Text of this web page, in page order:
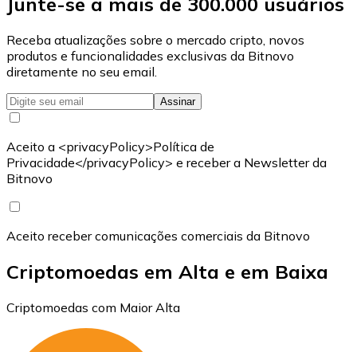
Receba atualizações sobre o mercado cripto, novos
produtos e funcionalidades exclusivas da Bitnovo
diretamente no seu email.
Assinar
Aceito a <privacyPolicy>Política de
Privacidade</privacyPolicy> e receber a Newsletter da
Bitnovo
Aceito receber comunicações comerciais da Bitnovo
Criptomoedas em Alta e em Baixa
Criptomoedas com Maior Alta